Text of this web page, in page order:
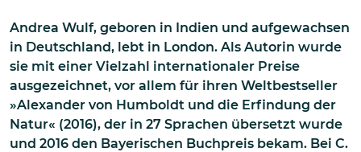
Andrea Wulf, geboren in Indien und aufgewachsen
in Deutschland, lebt in London. Als Autorin wurde
sie mit einer Vielzahl internationaler Preise
ausgezeichnet, vor allem für ihren Weltbestseller
»Alexander von Humboldt und die Erfindung der
Natur« (2016), der in 27 Sprachen übersetzt wurde
und 2016 den Bayerischen Buchpreis bekam. Bei C.